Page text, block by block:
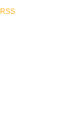
RSS